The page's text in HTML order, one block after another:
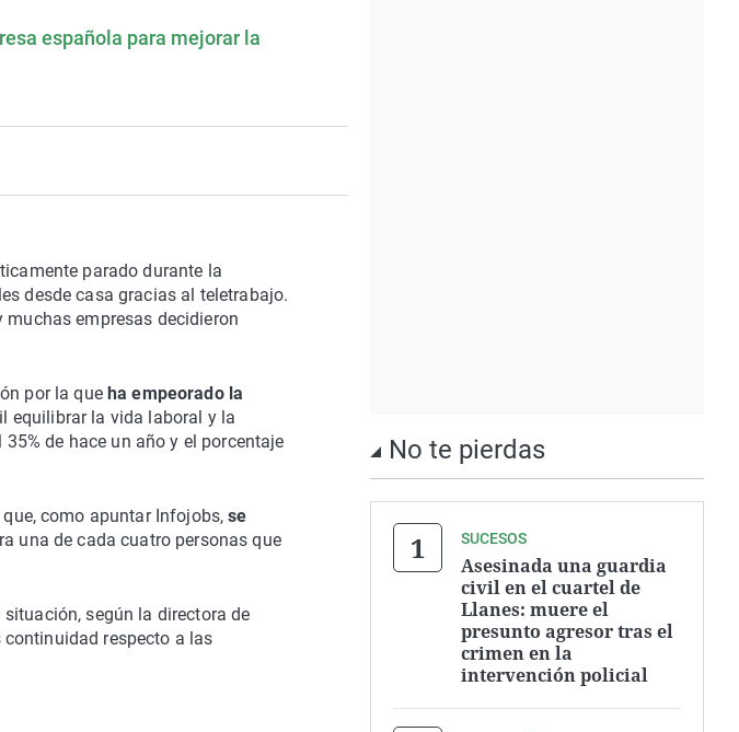
española para mejorar la
parado durante la
desde casa gracias al teletrabajo.
muchas empresas decidieron
por la queha empeorado la
equilibrar la vida laboral y la
de hace un año y el porcentaje
como apuntar Infojobs, se
una de cada cuatro personas que
según la directora de
continuidad respecto a las
No te pierdas
SUCESOS
Asesinada una guardia
civil en el cuartel de
Llanes: muere el
presunto agresor tras el
crimen en la
intervención policial